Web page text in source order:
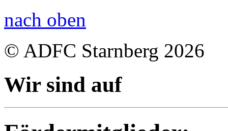
nach oben
© ADFC Starnberg 2026
Wir sind auf